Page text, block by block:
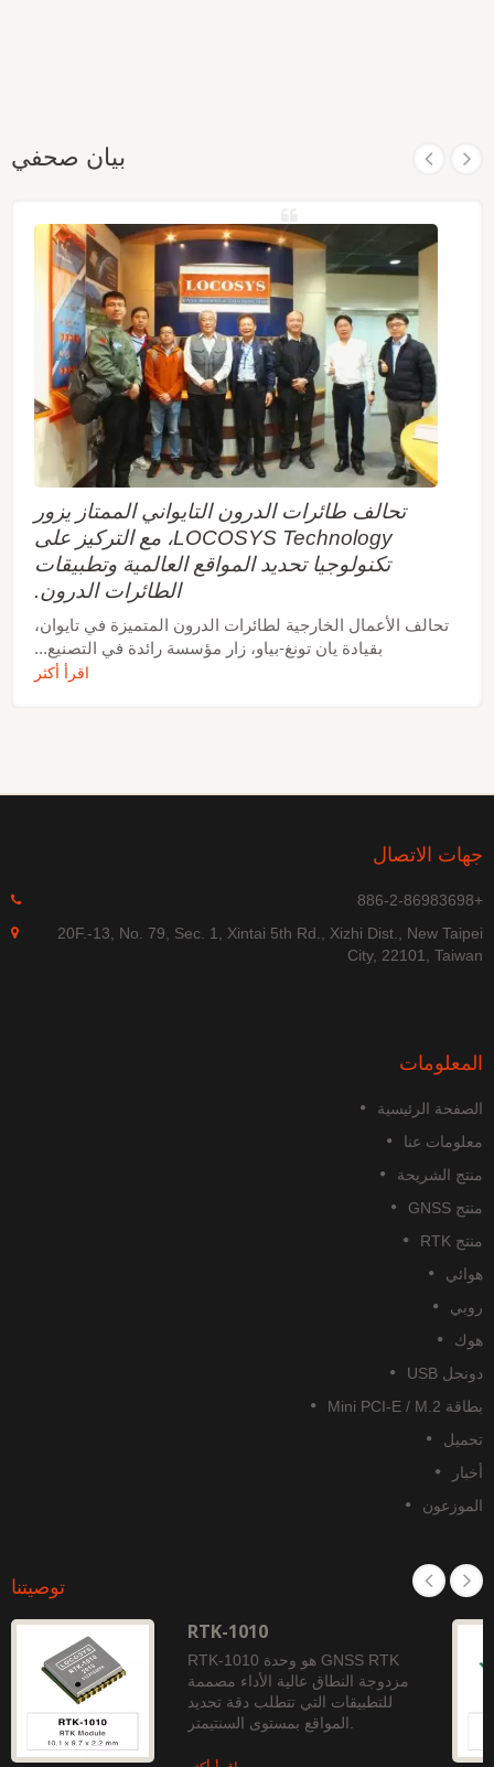
بيان صحفي
تحالف طائرات الدرون التايواني الممتاز يزور
LOCOSYS Technology، مع التركيز على
تكنولوجيا تحديد المواقع العالمية وتطبيقات
الطائرات الدرون.
تحالف الأعمال الخارجية لطائرات الدرون المتميزة في تايوان،
بقيادة يان تونغ-بياو، زار مؤسسة رائدة في التصنيع...
اقرأ أكثر
جهات الاتصال
+886-2-86983698
20F.-13, No. 79, Sec. 1, Xintai 5th Rd., Xizhi Dist., New Taipei
City, 22101, Taiwan
المعلومات
الصفحة الرئيسية
معلومات عنا
منتج الشريحة
منتج GNSS
منتج RTK
هوائي
روبي
هوك
دونجل USB
بطاقة Mini PCI-E / M.2
تحميل
أخبار
الموزعون
توصيتنا
RTK-1010
RTK-1010 هو وحدة GNSS RTK
مزدوجة النطاق عالية الأداء مصممة
للتطبيقات التي تتطلب دقة تحديد
المواقع بمستوى السنتيمتر.